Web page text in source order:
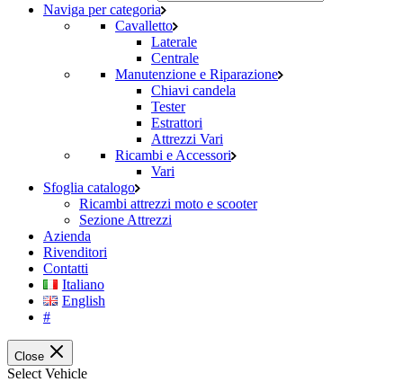
Naviga per categoria
Cavalletto
Laterale
Centrale
Manutenzione e Riparazione
Chiavi candela
Tester
Estrattori
Attrezzi Vari
Ricambi e Accessori
Vari
Sfoglia catalogo
Ricambi attrezzi moto e scooter
Sezione Attrezzi
Azienda
Rivenditori
Contatti
Italiano
English
#
Close
Select Vehicle